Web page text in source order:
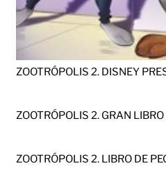
ZOOTRÓPOLIS 2. DISNEY
ZOOTRÓPOLIS 2. GRAN
ZOOTRÓPOLIS 2. LIBRO DE